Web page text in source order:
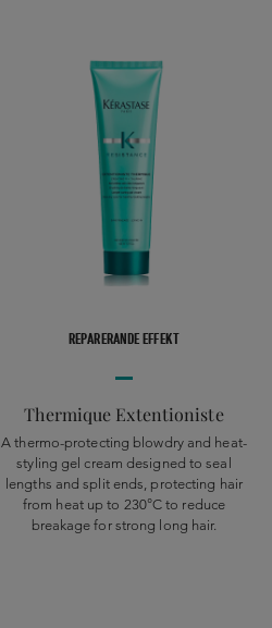
REPARERANDE EFFEKT
Thermique Extentioniste
A thermo-protecting blowdry and heat-
styling gel cream designed to seal
lengths and split ends, protecting hair
from heat up to 230°C to reduce
breakage for strong long hair.